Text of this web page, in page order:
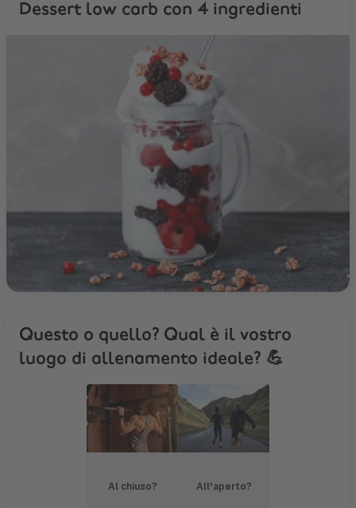
Dessert low carb con 4 ingredienti
Questo o quello? Qual è il vostro
luogo di allenamento ideale? 💪
Al chiuso? All'aperto?